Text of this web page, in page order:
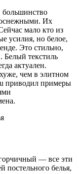
большинство
Их
мало кто из
усилия, но белое,
Это стильно,
Белый текстиль
актуален.
хуже, чем в элитном
приводил примеры
— все эти
постельного белья,